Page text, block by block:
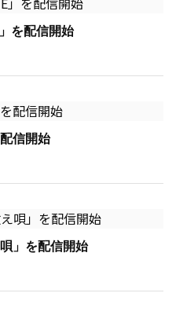
を配信開始
信開始
」を配信開始